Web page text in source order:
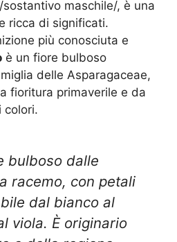
sostantivo maschile/, è una
ricca di significati.
più conosciuta e
è un fiore bulboso
delle Asparagaceae,
fioritura primaverile e da
colori.
bulboso dalle
racemo, con petali
dal bianco al
viola. È originario